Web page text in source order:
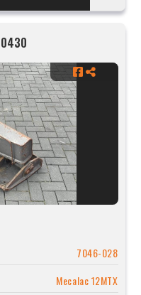
7046-028
Mecalac 12MTX